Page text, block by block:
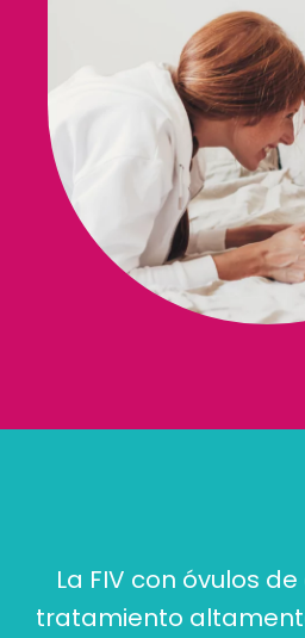
La FIV con óvulos
tratamiento